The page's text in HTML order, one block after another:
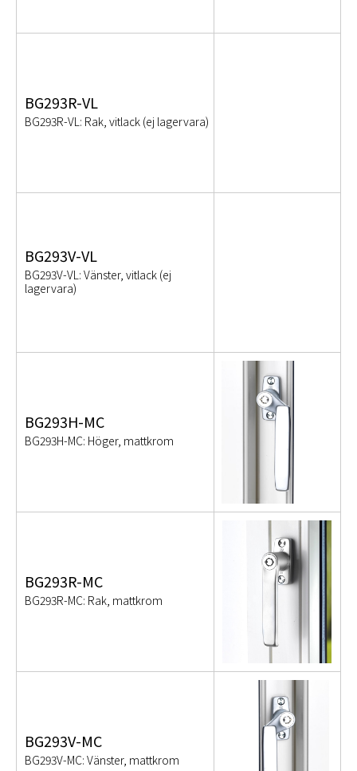
BG293R-VL
BG293R-VL: Rak, vitlack (ej lagervara)
BG293V-VL
BG293V-VL: Vänster, vitlack (ej
lagervara)
BG293H-MC
BG293H-MC: Höger, mattkrom
BG293R-MC
BG293R-MC: Rak, mattkrom
BG293V-MC
BG293V-MC: Vänster, mattkrom